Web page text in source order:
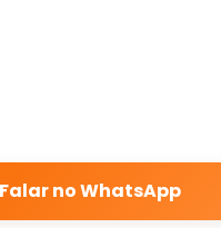
Falar no WhatsApp